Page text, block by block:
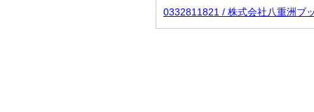
0332811821 / 株式会社八重洲ブ